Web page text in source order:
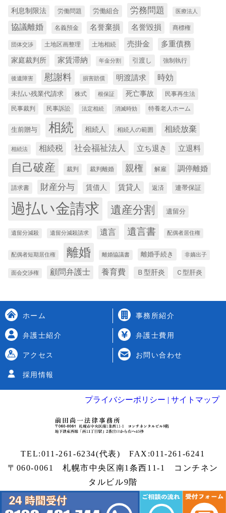
利息制限法 労働問題 労働組合 労務問題 医療法人
協議離婚 名義預金 名誉棄損 名誉毀損 商標権
団体交渉 土地区画整理 土地相続 売掛金 多重債務
家庭裁判所 家賃滞納 年金分割 引渡し 強制執行
後遺障害 慰謝料 損害賠償 明渡請求 時効
未払い残業代請求 株式 根保証 死亡事故 民事再生法
民事裁判 民事訴訟 法定相続 消滅時効 特養老人ホーム
生前贈与 相続 相続人 相続人の範囲 相続放棄
相続法 相続税 社会福祉法人 立ち退き 立退料
自己破産 裁判 裁判離婚 親権 解雇 調停離婚
請求書 財産分与 賃借人 賃貸人 返済 連帯保証
過払い金請求 遺産分割 遺留分
遺留分減殺 遺留分減殺請求 遺言 遺言書 配偶者居住権
配偶者短期居住権 離婚 離婚協議書 離婚手続き 非嫡出子
面会交渉権 顧問弁護士 養育費 Ｂ型肝炎 Ｃ型肝炎
ホーム 事務所紹介
弁護士紹介 弁護士費用
アクセス お問い合わせ
採用情報
プライバシーポリシー | サイトマップ
TEL:011-261-6234(代表) FAX:011-261-6241
〒060-0061 札幌市中央区南1条西11-1
コンチネン
タルビル9階
Copyright札幌弁護士 | 前田尚一法律事務所 All